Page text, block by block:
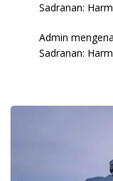
Sadranan:
Admin
Sadranan: